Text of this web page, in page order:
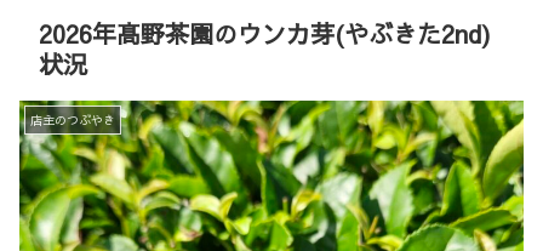
2026年髙野茶園のウンカ芽(やぶきた2nd)
状況
店主のつぶやき